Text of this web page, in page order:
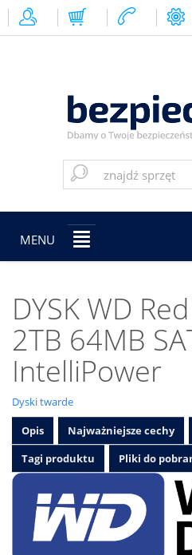
MENU
DYSK WD
2TB 64MB
IntelliPower
Dyski twarde
Opis
Najważniejsze cechy
Tagi produktu
Pliki do